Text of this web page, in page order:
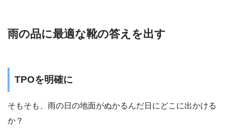
雨の品に最適な靴の答えを出す
TPOを明確に
そもそも、雨の日の地面がぬかるんだ日にどこに出かける
か？